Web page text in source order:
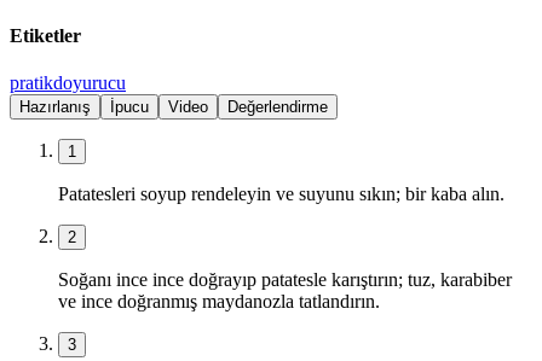
Etiketler
pratikdoyurucu
Hazırlanış İpucu Video Değerlendirme
1
Patatesleri soyup rendeleyin ve suyunu sıkın; bir kaba alın.
2
Soğanı ince ince doğrayıp patatesle karıştırın; tuz, karabiber
ve ince doğranmış maydanozla tatlandırın.
3